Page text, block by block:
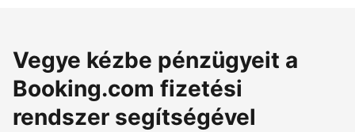
Vegye kézbe pénzügyeit a
Booking.com fizetési
rendszer segítségével